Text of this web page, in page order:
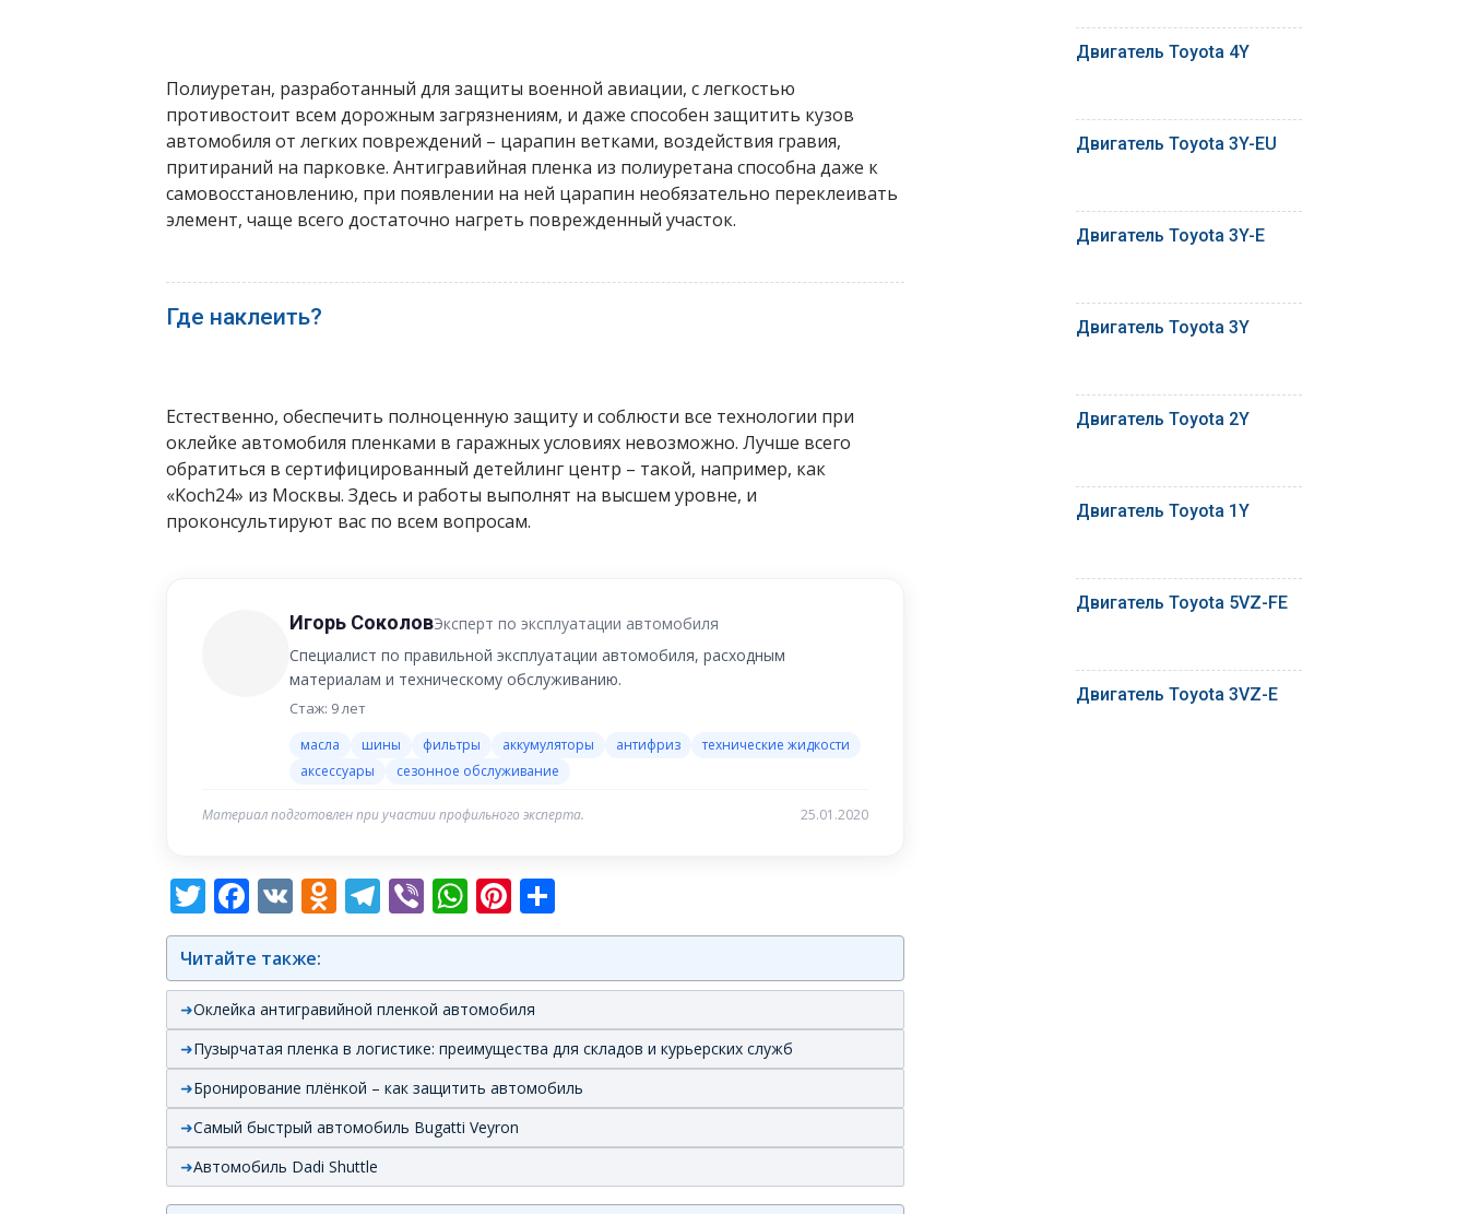
Полиуретан, разработанный для защиты военной авиации, с легкостью
противостоит всем дорожным загрязнениям, и даже способен защитить кузов
автомобиля от легких повреждений – царапин ветками, воздействия гравия,
притираний на парковке. Антигравийная пленка из полиуретана способна даже к
самовосстановлению, при появлении на ней царапин необязательно переклеивать
элемент, чаще всего достаточно нагреть поврежденный участок.
Где наклеить?
Естественно, обеспечить полноценную защиту и соблюсти все технологии при
оклейке автомобиля пленками в гаражных условиях невозможно. Лучше всего
обратиться в сертифицированный детейлинг центр – такой, например, как
«Koch24» из Москвы. Здесь и работы выполнят на высшем уровне, и
проконсультируют вас по всем вопросам.
Игорь СоколовЭксперт по эксплуатации автомобиля
Специалист по правильной эксплуатации автомобиля, расходным
материалам и техническому обслуживанию.
Стаж: 9 лет
масла шины фильтры аккумуляторы антифриз
технические жидкости
аксессуары
сезонное обслуживание
Материал подготовлен при участии профильного эксперта. 25.01.2020
Twitter
Facebook
VK Odnoklassniki
Telegram
ViberWhatsApp
Pinterest
Читайте также:
Оклейка антигравийной пленкой автомобиля
Пузырчатая пленка в логистике: преимущества для складов и курьерских служб
Бронирование плёнкой – как защитить автомобиль
Самый быстрый автомобиль Bugatti Veyron
Автомобиль Dadi Shuttle
Двигатель Toyota 4Y
Двигатель Toyota 3Y-EU
Двигатель Toyota 3Y-E
Двигатель Toyota 3Y
Двигатель Toyota 2Y
Двигатель Toyota 1Y
Двигатель Toyota 5VZ-FE
Двигатель Toyota 3VZ-E